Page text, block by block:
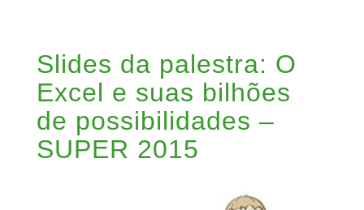
Slides da palestra: O
Excel e suas bilhões
de possibilidades –
SUPER 2015